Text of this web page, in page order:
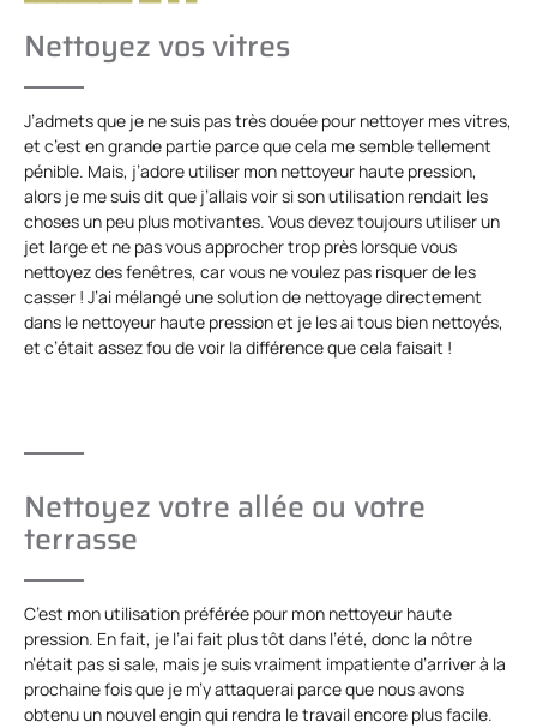
Nettoyez vos vitres
J’admets que je ne suis pas très douée pour nettoyer mes vitres,
et c’est en grande partie parce que cela me semble tellement
pénible. Mais, j’adore utiliser mon nettoyeur haute pression,
alors je me suis dit que j’allais voir si son utilisation rendait les
choses un peu plus motivantes. Vous devez toujours utiliser un
jet large et ne pas vous approcher trop près lorsque vous
nettoyez des fenêtres, car vous ne voulez pas risquer de les
casser ! J’ai mélangé une solution de nettoyage directement
dans le nettoyeur haute pression et je les ai tous bien nettoyés,
et c’était assez fou de voir la différence que cela faisait !
Nettoyez votre allée ou votre
terrasse
C’est mon utilisation préférée pour mon nettoyeur haute
pression. En fait, je l’ai fait plus tôt dans l’été, donc la nôtre
n’était pas si sale, mais je suis vraiment impatiente d’arriver à la
prochaine fois que je m’y attaquerai parce que nous avons
obtenu un nouvel engin qui rendra le travail encore plus facile.